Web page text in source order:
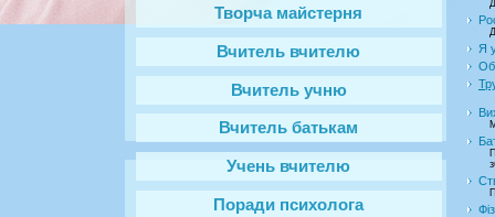
Творча майстерня
Вчитель вчителю
Вчитель учню
Вчитель батькам
Учень вчителю
Поради психолога
Я